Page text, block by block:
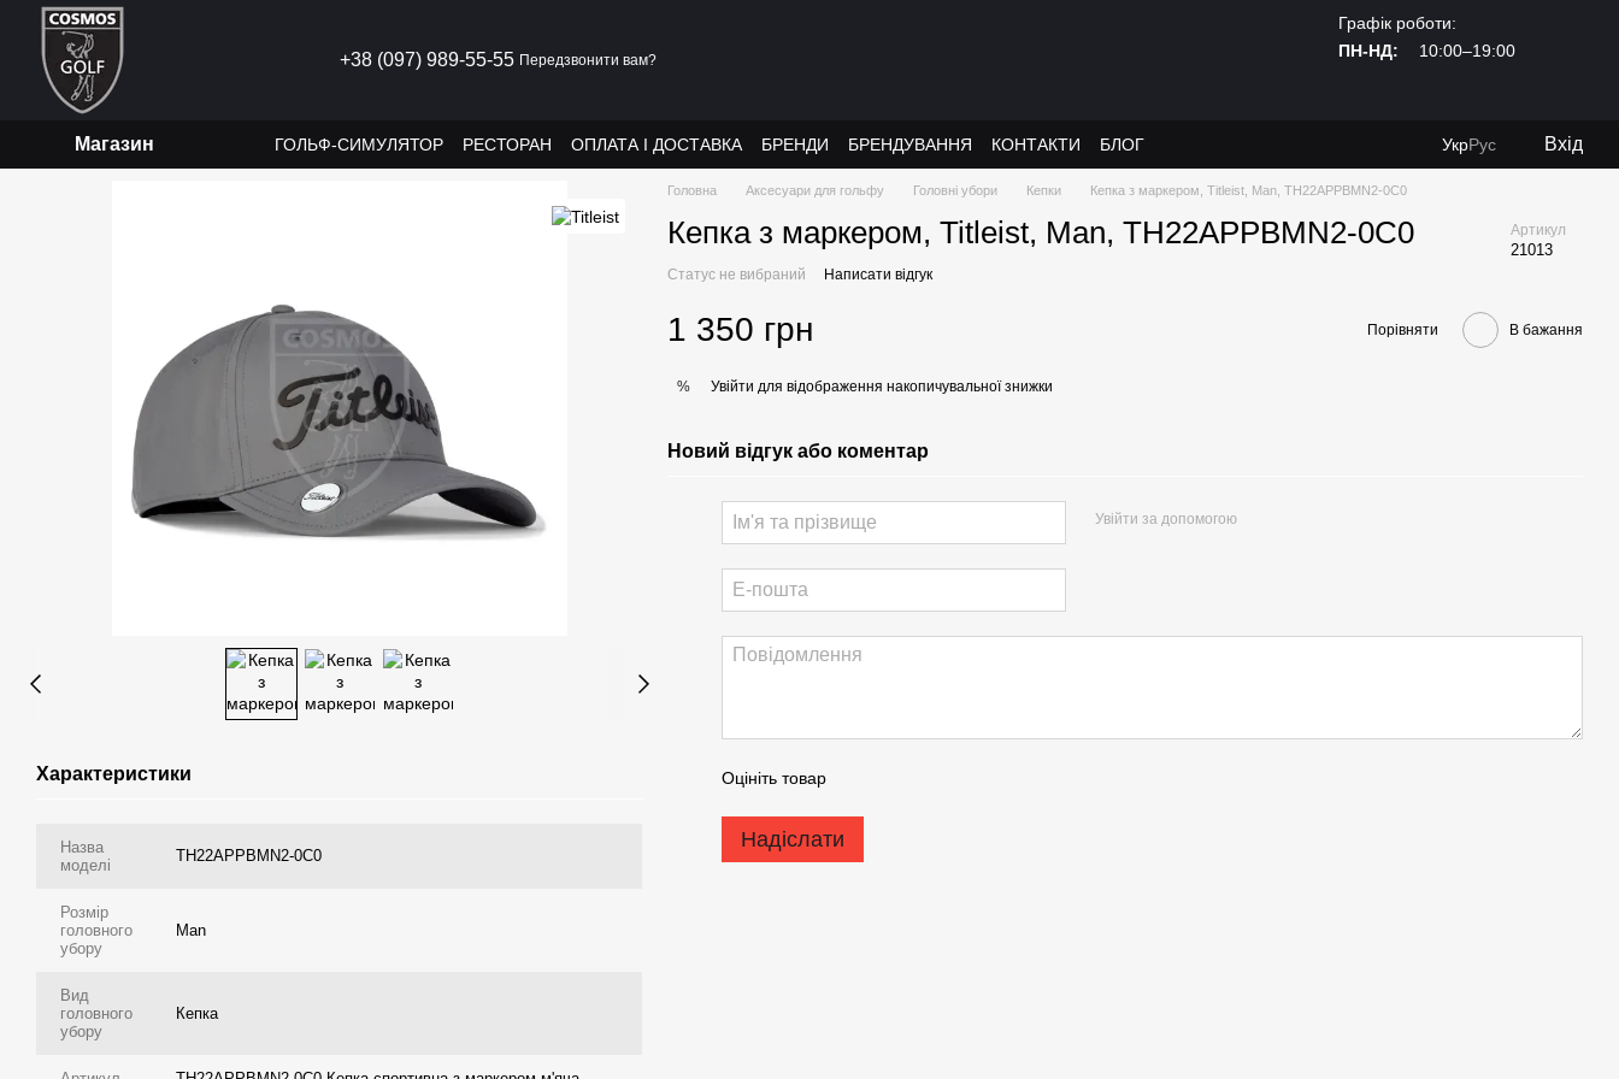
Перейти до основного контенту
+38 (097) 989-55-55 Передзвонити вам?
Графік роботи:
ПН-НД:
10:00–19:00
Магазин ГОЛЬФ-СИМУЛЯТОР РЕСТОРАН ОПЛАТА І ДОСТАВКА БРЕНДИ БРЕНДУВАННЯ КОНТАКТИ БЛОГ УкрРус Вхід
Характеристики
Назва
моделі
TH22APPBMN2-0C0
Розмір
головного
убору
Man
Вид
головного
убору
Кепка
Головна Аксесуари для гольфу Головні убори Кепки Кепка з маркером, Titleist, Man, TH22APPBMN2-0C0
Кепка з маркером, Titleist, Man, TH22APPBMN2-0C0 Артикул
21013
Статус не вибраний Написати відгук
1 350 грн Порівняти В бажання
% Увійти для відображення накопичувальної знижки
Новий відгук або коментар
Увійти за допомогою
Оцініть товар
Надіслати